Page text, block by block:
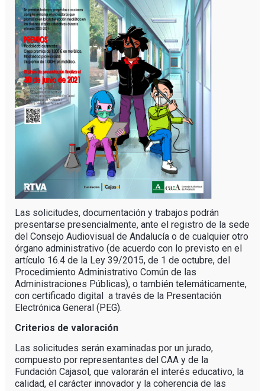
Las solicitudes, documentación y trabajos podrán
presentarse presencialmente, ante el registro de la sede
del Consejo Audiovisual de Andalucía o de cualquier otro
órgano administrativo (de acuerdo con lo previsto en el
artículo 16.4 de la Ley 39/2015, de 1 de octubre, del
Procedimiento Administrativo Común de las
Administraciones Públicas), o también telemáticamente,
con certificado digital a través de la Presentación
Electrónica General (PEG).
Criterios de valoración
Las solicitudes serán examinadas por un jurado,
compuesto por representantes del CAA y de la
Fundación Cajasol, que valorarán el interés educativo, la
calidad, el carácter innovador y la coherencia de las